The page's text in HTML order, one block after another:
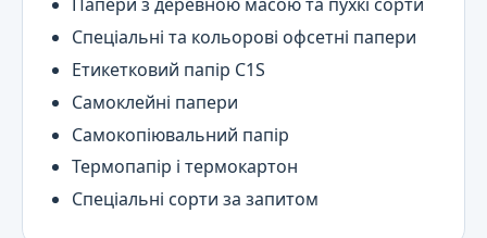
Папери з деревною масою та пухкі сорти
Спеціальні та кольорові офсетні папери
Етикетковий папір C1S
Самоклейні папери
Самокопіювальний папір
Термопапір і термокартон
Спеціальні сорти за запитом